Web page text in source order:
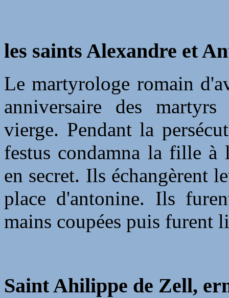
les saints Alexandre et
Le martyrologe romain
anniversaire des
vierge. Pendant la
festus condamna la fille à
en secret. Ils échangèrent
place d'antonine. Ils
mains coupées puis furent
Saint Ahilippe de Zell,